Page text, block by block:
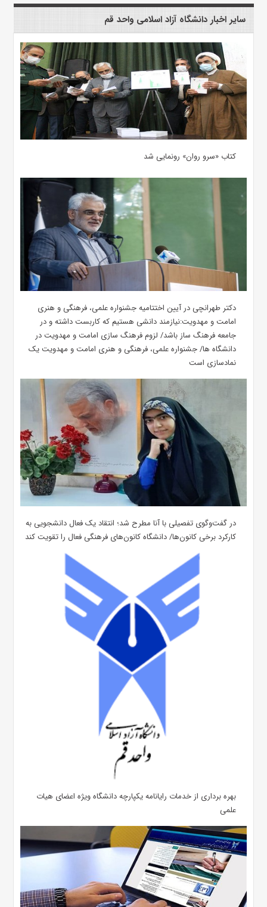
سایر اخبار دانشگاه آزاد اسلامی واحد قم
کتاب «سرو روان» رونمایی شد
دکتر طهرانچی در آیین اختتامیه جشنواره علمی، فرهنگی و هنری
امامت و مهدویت:نیازمند دانشی هستیم که کاربست داشته و در
جامعه فرهنگ ساز باشد/ لزوم فرهنگ سازی امامت و مهدویت در
دانشگاه ها/ جشنواره علمی، فرهنگی و هنری امامت و مهدویت یک
نمادسازی است
در گفت‌وگوی تفصیلی با آنا مطرح شد؛ انتقاد یک فعال دانشجویی به
کارکرد برخی کانون‌ها/ دانشگاه کانون‌های فرهنگی فعال را تقویت کند
بهره برداری از خدمات رایانامه یکپارچه دانشگاه ویژه اعضای هیات
علمی